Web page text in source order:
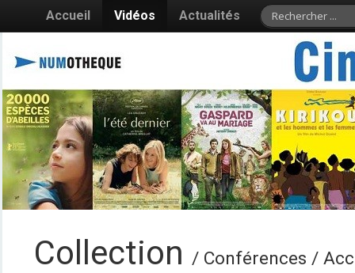
Accueil Vidéos Actualités
Collection / Conférences /